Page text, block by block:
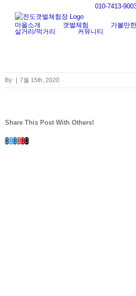
content
010-7413-
마을소개 갯벌체험
가볼만
살거리/먹거리
커뮤니티
By 7월 15th, 2020
Share This Post With Others!
Facebook
Twitter
LinkedIn
Whatsapp
Google+
Pinterest
Email